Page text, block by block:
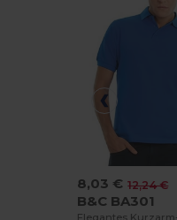
8,03 € 12,24 €
B&C BA301